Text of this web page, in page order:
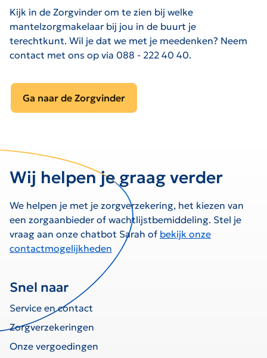
Kijk in de Zorgvinder om te zien bij welke
mantelzorgmakelaar bij jou in de buurt je
terechtkunt. Wil je dat we met je meedenken? Neem
contact met ons op via 088 - 222 40 40.
Ga naar de Zorgvinder
Wij helpen je graag verder
We helpen je met je zorgverzekering, het kiezen van
een zorgaanbieder of wachtlijstbemiddeling. Stel je
vraag aan onze chatbot Sarah of bekijk onze
contactmogelijkheden
Snel naar
Service en contact
Zorgverzekeringen
Onze vergoedingen